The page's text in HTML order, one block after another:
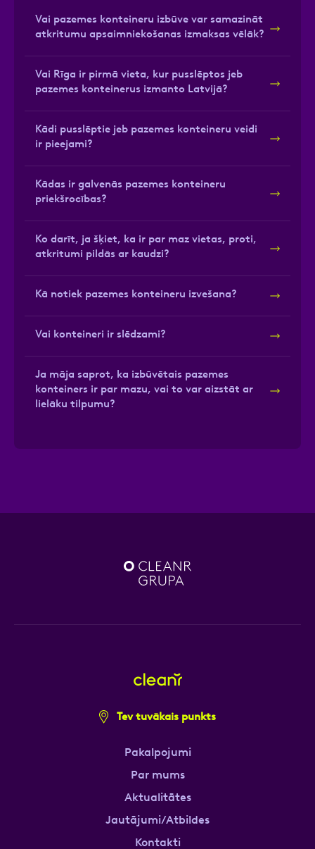
Vai pazemes konteineru izbūve var samazināt
atkritumu apsaimniekošanas izmaksas vēlāk?
Vai Rīga ir pirmā vieta, kur pusslēptos jeb
pazemes konteinerus izmanto Latvijā?
Kādi pusslēptie jeb pazemes konteineru veidi
ir pieejami?
Kādas ir galvenās pazemes konteineru
priekšrocības?
Ko darīt, ja šķiet, ka ir par maz vietas, proti,
atkritumi pildās ar kaudzi?
Kā notiek pazemes konteineru izvešana?
Vai konteineri ir slēdzami?
Ja māja saprot, ka izbūvētais pazemes
konteiners ir par mazu, vai to var aizstāt ar
lielāku tilpumu?
Tev tuvākais punkts
Pakalpojumi
Par mums
Aktualitātes
Jautājumi/Atbildes
Kontakti